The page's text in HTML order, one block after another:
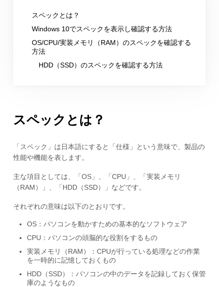
スペックとは？
Windows 10でスペックを表示し確認する方法
OS/CPU/実装メモリ（RAM）のスペックを確認する
方法
HDD（SSD）のスペックを確認する方法
スペックとは？
「スペック」は日本語にすると「仕様」という意味で、製品の
性能や機能を表します。
主な項目としては、「OS」、「CPU」、「実装メモリ
（RAM）」、「HDD（SSD）」などです。
それぞれの意味は以下のとおりです。
OS：パソコンを動かすための基本的なソフトウェア
CPU：パソコンの頭脳的な役割をするもの
実装メモリ（RAM）：CPUが行っている処理などの作業
を一時的に記憶しておくもの
HDD（SSD）：パソコンの中のデータを記録しておく保管
庫のようなもの